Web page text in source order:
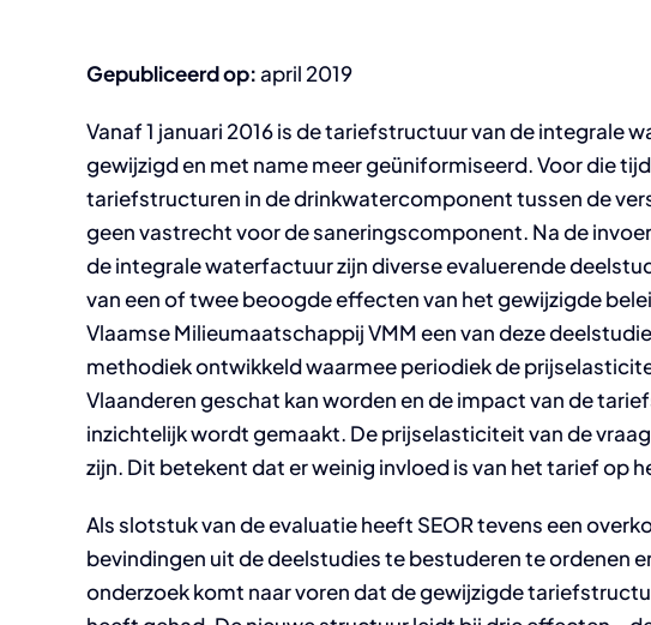
Gepubliceerd op:april 2019
Vanaf 1 januari 2016 is de tariefstructuur van de integrale
gewijzigd en met name meer geüniformiseerd. Voor die
tariefstructuren in de drinkwatercomponent tussen de
geen vastrecht voor de saneringscomponent. Na de
de integrale waterfactuur zijn diverse evaluerende
van een of twee beoogde effecten van het gewijzigde
Vlaamse Milieumaatschappij VMM een van deze
methodiek ontwikkeld waarmee periodiek de
Vlaanderen geschat kan worden en de impact van de
inzichtelijk wordt gemaakt. De prijselasticiteit van de
zijn. Dit betekent dat er weinig invloed is van het tarief op
Als slotstuk van de evaluatie heeft SEOR tevens een
bevindingen uit de deelstudies te bestuderen te ordenen
onderzoek komt naar voren dat de gewijzigde